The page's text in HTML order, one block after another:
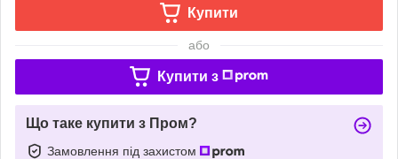
Купити
або
Купити з
Що таке купити з Пром?
Замовлення під захистом